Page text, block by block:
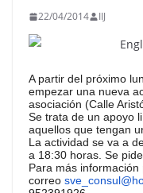
22/04/2014 IIJ
A partir del próximo
empezar una nueva
asociación (Calle
Se trata de un apoyo
aquellos que tengan
La actividad se va a
a 18:30 horas. Se
Para más
correo